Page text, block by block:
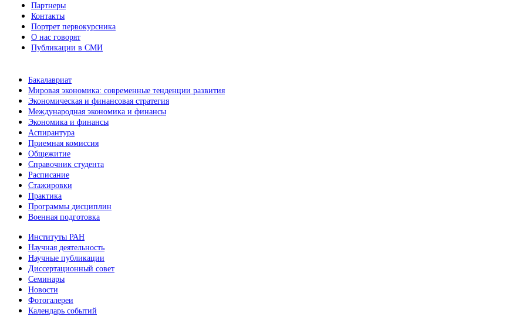
Партнеры
Контакты
Портрет первокурсника
О нас говорят
Публикации в СМИ
Бакалавриат
Мировая экономика: современные тенденции развития
Экономическая и финансовая стратегия
Международная экономика и финансы
Экономика и финансы
Аспирантура
Приемная комиссия
Общежитие
Справочник студента
Расписание
Стажировки
Практика
Программы дисциплин
Военная подготовка
Институты РАН
Научная деятельность
Научные публикации
Диссертационный совет
Семинары
Новости
Фотогалереи
Календарь событий